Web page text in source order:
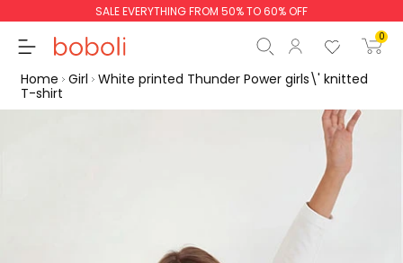
SALE EVERYTHING FROM 50% TO 60% OFF
0
Home Girl White printed Thunder Power girls\' knitted
T-shirt